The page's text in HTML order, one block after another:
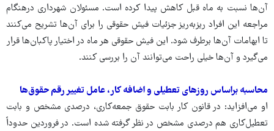
آن‌ها نسبت به ماه قبل کاهش پیدا کرده است. مسئولان شهرداری درهنگام
مراجعه این افراد ریزبه‌ریز جزئیات فیش حقوقی را برای آن‌ها تشریح می‌کنند
تا ابهامات آن‌ها برطرف شود. این فیش حقوقی هر ماه در اختیار پاکبان‌ها قرار
می‌گیرد و آن‌ها خیلی راحت می‌توانند آن را بررسی کنند.
محاسبه براساس روزهای تعطیلی و اضافه کار، عامل تغییر رقم حقوق‌ها
او می‌افزاید: در قانون کار بابت حقوق جمعه‌کاری، درصدی مشخص و بابت
تعطیل‌کاری هم درصدی مشخص در نظر گرفته شده است. در فروردین حدوداً